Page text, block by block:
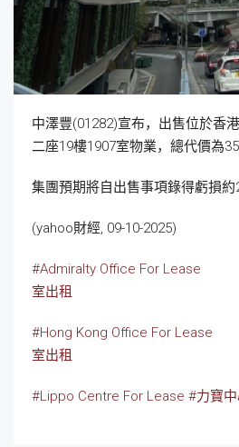
中澤豐(01282)宣布，出售位於香
二座19樓1907室物業，總代價為
集團預期將自出售事項錄得虧損約
(yahoo財經, 09-10-2025)
#Admiralty Office For Lease
室出租
#Hong Kong Office For Lease
室出租
#Lippo Centre For Lease #力寶中